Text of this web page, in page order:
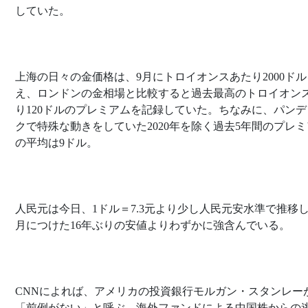
していた。
上海の日々の金価格は、9月にトロイオンスあたり2000ド
え、ロンドンの金相場と比較すると過去最高のトロイオン
り120ドルのプレミアムを記録していた。ちなみに、パン
クで特殊な動きをしていた2020年を除く過去5年間のプレ
の平均は9ドル。
人民元は今日、1ドル＝7.3元より少し人民元安水準で推移
月につけた16年ぶりの安値よりわずかに強含んでいる。
CNNによれば、アメリカの投資銀行モルガン・スタンレー